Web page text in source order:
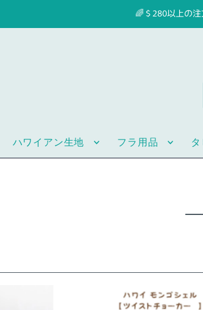
🌈＄280以上の
ハワイアン生地 フラ用品